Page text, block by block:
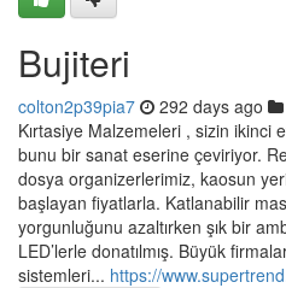
Bujiteri
colton2p39pia7 292 days ago
Kırtasiye Malzemeleri , sizin ikinci
bunu bir sanat eserine çeviriyor.
dosya organizerlerimiz, kaosun
başlayan fiyatlarla. Katlanabilir
yorgunluğunu azaltırken şık bir
LED’lerle donatılmış. Büyük
sistemleri... https://